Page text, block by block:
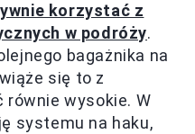
korzystać z
w podróży.
bagażnika na
się to z
równie wysokie. W
systemu na haku,